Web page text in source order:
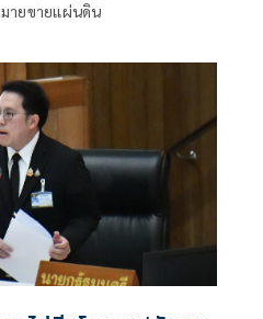
ยขายเเผ่นดิน